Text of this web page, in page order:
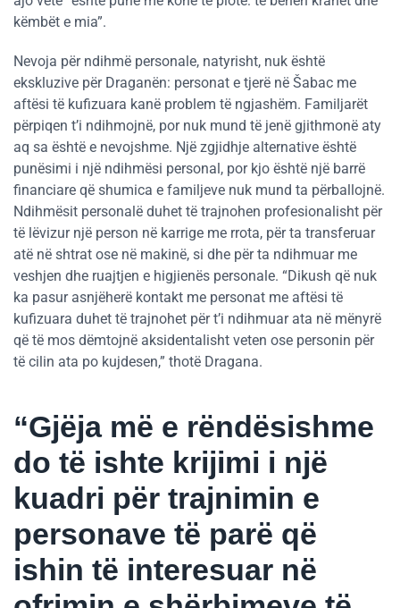
këmbët e mia”.
Nevoja për ndihmë personale, natyrisht, nuk është
ekskluzive për Draganën: personat e tjerë në Šabac me
aftësi të kufizuara kanë problem të ngjashëm. Familjarët
përpiqen t’i ndihmojnë, por nuk mund të jenë gjithmonë aty
aq sa është e nevojshme. Një zgjidhje alternative është
punësimi i një ndihmësi personal, por kjo është një barrë
financiare që shumica e familjeve nuk mund ta përballojnë.
Ndihmësit personalë duhet të trajnohen profesionalisht për
të lëvizur një person në karrige me rrota, për ta transferuar
atë në shtrat ose në makinë, si dhe për ta ndihmuar me
veshjen dhe ruajtjen e higjienës personale. “Dikush që nuk
ka pasur asnjëherë kontakt me personat me aftësi të
kufizuara duhet të trajnohet për t’i ndihmuar ata në mënyrë
që të mos dëmtojnë aksidentalisht veten ose personin për
të cilin ata po kujdesen,” thotë Dragana.
“Gjëja më e rëndësishme
do të ishte krijimi i një
kuadri për trajnimin e
personave të parë që
ishin të interesuar në